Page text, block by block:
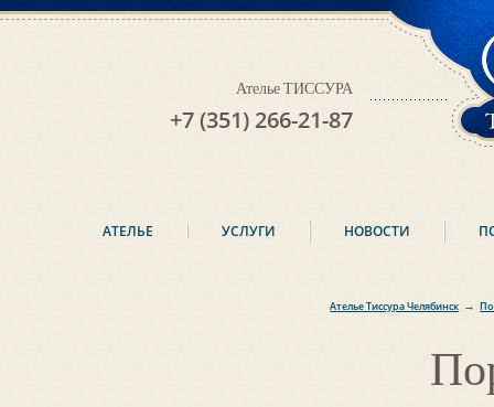
Ателье Тиссура Челябинск →
Ателье ТИССУРА
+7 (351) 266-21-87
АТЕЛЬЕ УСЛУГИ НОВОСТИ